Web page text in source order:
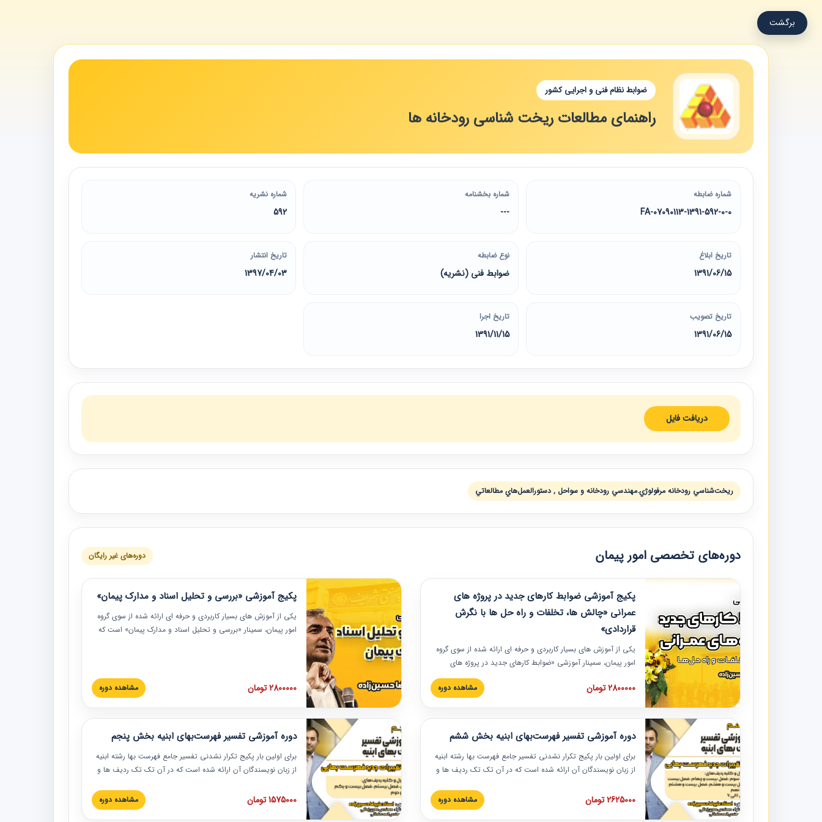
برگشت
ضوابط نظام فنی و اجرایی کشور
راهنمای مطالعات ریخت شناسی رودخانه ها
شماره ضابطه
07090113-1391-592-0-0-FA
شماره بخشنامه
---
شماره نشریه
592
تاریخ ابلاغ
1391/06/15
نوع ضابطه
ضوابط فنی (نشریه)
تاریخ انتشار
1397/04/03
تاریخ تصویب
1391/06/15
تاریخ اجرا
1391/11/15
دریافت فایل
ريخت‌شناسي رودخانه مرفولوژي.مهندسي رودخانه و سواحل , دستورالعمل‌هاي مطالعاتي
دوره‌های تخصصی امور پیمان دوره‌های غیر رایگان
پکیج آموزشی ضوابط کارهای جدید در پروژه های
عمرانی «چالش ها، تخلفات و راه حل ها با نگرش
قراردادی»
یکی از آموزش‏‏‏‏‏‏ های بسیار کاربردی و حرفه‏ ای ارائه شده از سوی گروه
امور پیمان، سمینار آموزشی «ضوابط کارهای جدید در پروژه های
عمرانی» چالش ها، تخلفات و راه حل ها با نگرش قراردادی است که
در محل سندیکای شرکت های ساختمانی کشور ارائه شد. در این
به همراه تجربیات عملی ارائه شده است.
2800000 تومان مشاهده دوره
پکیج آموزشی «بررسی و تحلیل اسناد و مدارک پیمان»
یکی از آموزش‏‏‏‏‏‏ های بسیار کاربردی و حرفه‏ ای ارائه شده از سوی گروه
امور پیمان، سمینار «بررسی و تحلیل اسناد و مدارک پیمان» است که
عملی در این خصوص ارائه شده است.
2800000 تومان مشاهده دوره
دوره آموزشی تفسیر فهرست‌بهای ابنیه بخش ششم
برای اولین بار پکیج تکرار نشدنی تفسیر جامع فهرست بها رشته ابنیه
از زبان نویسندگان آن ارائه شده است که در آن تک تک ردیف ها و
تصویری بوده و به همراه تصاویر عملیات اجرایی مرتبط با ردیف های
فهرست بها ارائه شده است. این دوره با کلام مهندس
2625000 تومان مشاهده دوره
دوره آموزشی تفسیر فهرست‌بهای ابنیه بخش پنجم
برای اولین بار پکیج تکرار نشدنی تفسیر جامع فهرست بها رشته ابنیه
از زبان نویسندگان آن ارائه شده است که در آن تک تک ردیف ها و
تصویری بوده و به همراه تصاویر عملیات اجرایی مرتبط با ردیف های
فهرست بها ارائه شده است. این دوره با کلام مهندس
1575000 تومان مشاهده دوره